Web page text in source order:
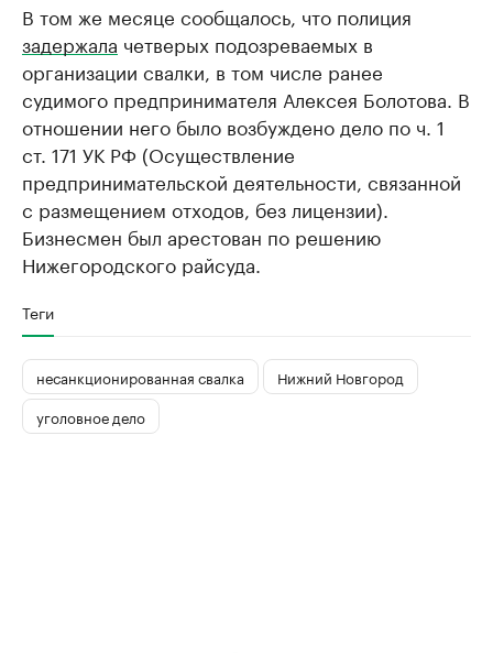
В том же месяце сообщалось, что полиция
задержала четверых подозреваемых в
организации свалки, в том числе ранее
судимого предпринимателя Алексея Болотова. В
отношении него было возбуждено дело по ч. 1
ст. 171 УК РФ (Осуществление
предпринимательской деятельности, связанной
с размещением отходов, без лицензии).
Бизнесмен был арестован по решению
Нижегородского райсуда.
Теги
несанкционированная свалка
Нижний Новгород
уголовное дело